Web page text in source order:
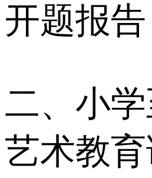
开题报告
二、小
艺术教